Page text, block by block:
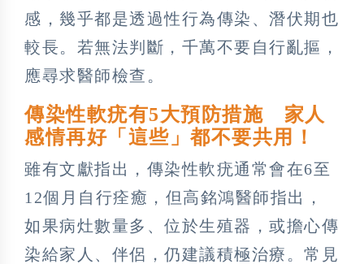
感，幾乎都是透過性行為傳染、潛伏期也
較長。若無法判斷，千萬不要自行亂摳，
應尋求醫師檢查。
傳染性軟疣有5大預防措施 家人
感情再好「這些」都不要共用！
雖有文獻指出，傳染性軟疣通常會在6至
12個月自行痊癒，但高銘鴻醫師指出，
如果病灶數量多、位於生殖器，或擔心傳
染給家人、伴侶，仍建議積極治療。常見